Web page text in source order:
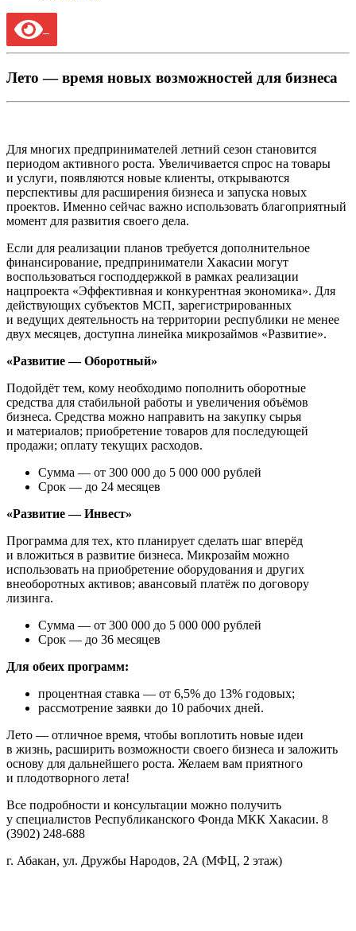
Лето — время новых возможностей для бизнеса
Для многих предпринимателей летний сезон становится
периодом активного роста. Увеличивается спрос на товары
и услуги, появляются новые клиенты, открываются
перспективы для расширения бизнеса и запуска новых
проектов. Именно сейчас важно использовать благоприятный
момент для развития своего дела.
Если для реализации планов требуется дополнительное
финансирование, предприниматели Хакасии могут
воспользоваться господдержкой в рамках реализации
нацпроекта «Эффективная и конкурентная экономика». Для
действующих субъектов МСП, зарегистрированных
и ведущих деятельность на территории республики не менее
двух месяцев, доступна линейка микрозаймов «Развитие».
«Развитие — Оборотный»
Подойдёт тем, кому необходимо пополнить оборотные
средства для стабильной работы и увеличения объёмов
бизнеса. Средства можно направить на закупку сырья
и материалов; приобретение товаров для последующей
продажи; оплату текущих расходов.
Сумма — от 300 000 до 5 000 000 рублей
Срок — до 24 месяцев
«Развитие — Инвест»
Программа для тех, кто планирует сделать шаг вперёд
и вложиться в развитие бизнеса. Микрозайм можно
использовать на приобретение оборудования и других
внеоборотных активов; авансовый платёж по договору
лизинга.
Сумма — от 300 000 до 5 000 000 рублей
Срок — до 36 месяцев
Для обеих программ:
процентная ставка — от 6,5% до 13% годовых;
рассмотрение заявки до 10 рабочих дней.
Лето — отличное время, чтобы воплотить новые идеи
в жизнь, расширить возможности своего бизнеса и заложить
основу для дальнейшего роста. Желаем вам приятного
и плодотворного лета!
Все подробности и консультации можно получить
у специалистов Республиканского Фонда МКК Хакасии. 8
(3902) 248-688
г. Абакан, ул. Дружбы Народов, 2А (МФЦ, 2 этаж)